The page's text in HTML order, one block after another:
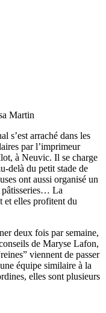
Martin
s’est arraché dans les
par l’imprimeur
à Neuvic. Il se charge
delà du petit stade de
ont aussi organisé un
pâtisseries… La
et elles profitent du
deux fois par semaine,
de Maryse Lafon,
viennent de passer
équipe similaire à la
elles sont plusieurs